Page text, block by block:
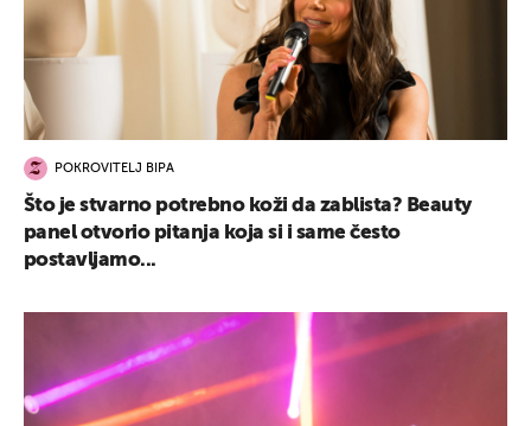
POKROVITELJ BIPA
Što je stvarno potrebno koži da zablista? Beauty
panel otvorio pitanja koja si i same često
postavljamo...